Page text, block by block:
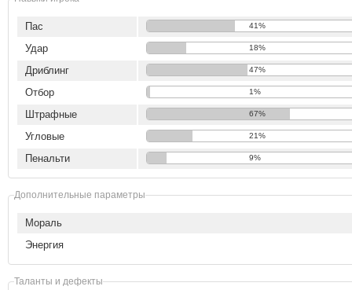
Пас 41%
Удар 18%
Дриблинг 47%
Отбор 1%
Штрафные 67%
Угловые 21%
Пенальти 9%
Дополнительные параметры
Мораль
Энергия
Таланты и дефекты